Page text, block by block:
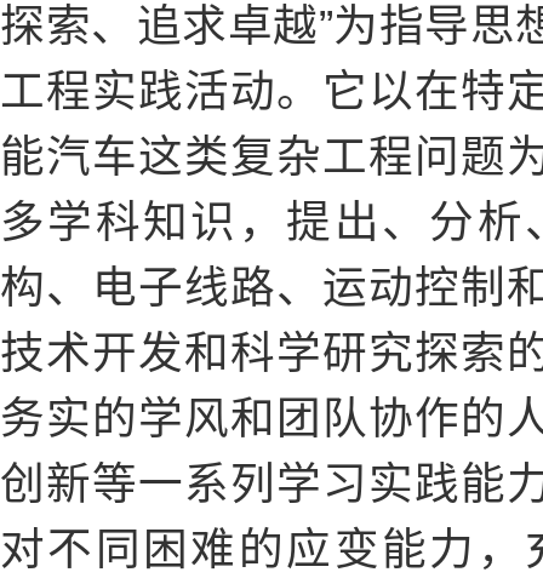
探索、追求卓越”为指导
工程实践活动。它以在特
能汽车这类复杂工程问题
多学科知识，提出、分
构、电子线路、运动控制
技术开发和科学研究探索
务实的学风和团队协作的
创新等一系列学习实践能
对不同困难的应变能力